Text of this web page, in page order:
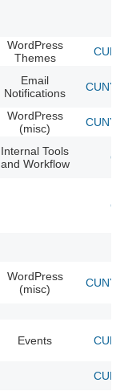
WordPress
Themes
Email
Notifications
CUNY
WordPress
(misc)
CUNY
Internal Tools
and Workflow
WordPress
(misc)
CUNY
Events